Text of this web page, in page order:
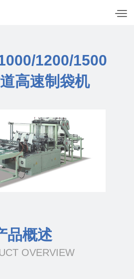
1200/1500
高速制袋机
品概述
OVERVIEW